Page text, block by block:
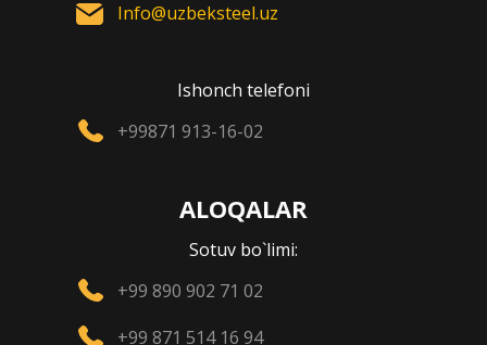
Info@uzbeksteel.uz
Ishonch telefoni
+99871 913-16-02
ALOQALAR
Sotuv bo`limi:
+99 890 902 71 02
+99 871 514 16 94